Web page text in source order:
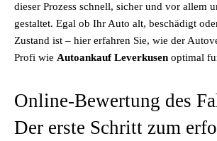
dieser Prozess schnell, sicher und vor allem
gestaltet. Egal ob Ihr Auto alt, beschädigt
Zustand ist – hier erfahren Sie, wie der
Profi wie Autoankauf Leverkusen optimal
Online-Bewertung des
Der erste Schritt zum